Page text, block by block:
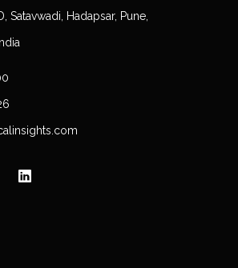
Satavwadi, Hadapsar, Pune,